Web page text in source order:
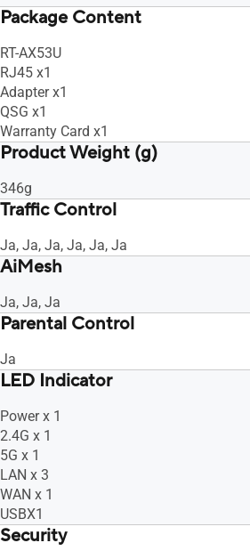
Package Content
RT-AX53U
RJ45 x1
Adapter x1
QSG x1
Warranty Card x1
Product Weight (g)
346g
Traffic Control
Ja, Ja, Ja, Ja, Ja, Ja
AiMesh
Ja, Ja, Ja
Parental Control
Ja
LED Indicator
Power x 1
2.4G x 1
5G x 1
LAN x 3
WAN x 1
USBX1
Security